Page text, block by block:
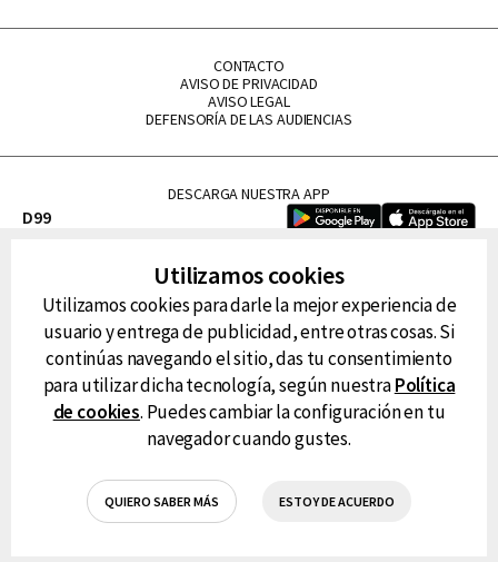
CONTACTO
AVISO DE PRIVACIDAD
AVISO LEGAL
DEFENSORÍA DE LAS AUDIENCIAS
DESCARGA NUESTRA APP
D99
FM Tu
RG Deportiva
Classic FM
Utilizamos cookies
Utilizamos cookies para darle la mejor experiencia de
usuario y entrega de publicidad, entre otras cosas. Si
continúas navegando el sitio, das tu consentimiento
para utilizar dicha tecnología, según nuestraPolítica
de cookies. Puedes cambiar la configuración en tu
navegador cuando gustes.
QUIERO SABER MÁS ESTOY DE ACUERDO